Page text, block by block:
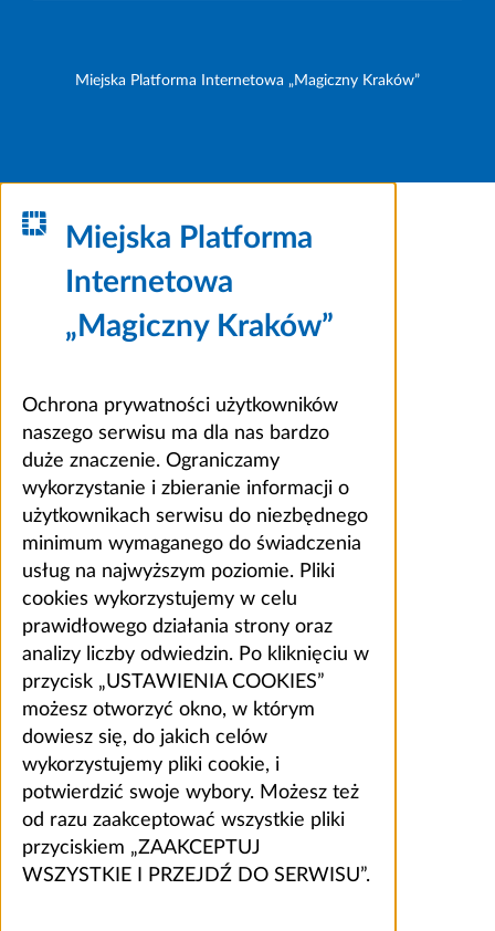
Miejska Platforma Internetowa „Magiczny Kraków”
Miejska Platforma
Internetowa
„Magiczny Kraków”
Ochrona prywatności użytkowników
naszego serwisu ma dla nas bardzo
duże znaczenie. Ograniczamy
wykorzystanie i zbieranie informacji o
użytkownikach serwisu do niezbędnego
minimum wymaganego do świadczenia
usług na najwyższym poziomie. Pliki
cookies wykorzystujemy w celu
prawidłowego działania strony oraz
analizy liczby odwiedzin. Po kliknięciu w
przycisk „USTAWIENIA COOKIES”
możesz otworzyć okno, w którym
dowiesz się, do jakich celów
wykorzystujemy pliki cookie, i
potwierdzić swoje wybory. Możesz też
od razu zaakceptować wszystkie pliki
przyciskiem „ZAAKCEPTUJ
WSZYSTKIE I PRZEJDŹ DO SERWISU”.